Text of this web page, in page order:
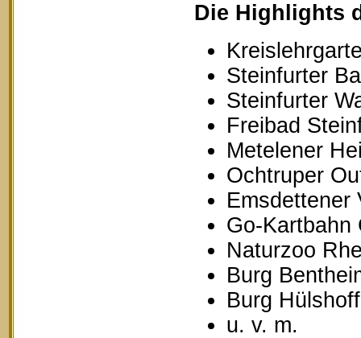
Die Highlights
Steinfurter
Steinfurter
Freibad
Metelener
Ochtruper
Emsdettener
Go-Kartbahn
Naturzoo
Burg
Burg
u. v. m.